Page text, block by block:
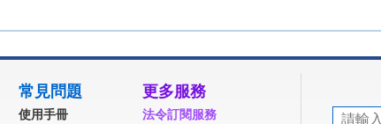
常見問題
使用手冊
更多服務
法令訂閱服務